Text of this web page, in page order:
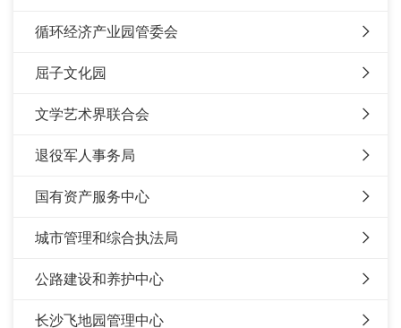
循环经济产业园管委会
屈子文化园
文学艺术界联合会
退役军人事务局
国有资产服务中心
城市管理和综合执法局
公路建设和养护中心
长沙飞地园管理中心